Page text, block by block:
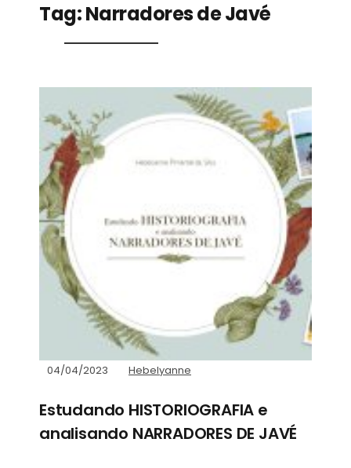
Tag:Narradores de Javé
04/04/2023 Hebelyanne
Estudando HISTORIOGRAFIA e
analisando NARRADORES DE JAVÉ